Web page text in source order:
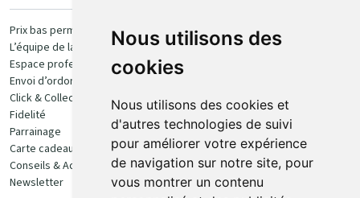
Nous utilisons des
cookies
Nous utilisons des cookies et
d'autres technologies de suivi
pour améliorer votre expérience
de navigation sur notre site, pour
vous montrer un contenu
Prix bas permanent
L’équipe de la pharmacie
Espace professionnel
Envoi d’ordonnance
Click & Collect
Fidelité
Parrainage
Carte cadeau
Conseils & Actualités
Newsletter
100% sécurisé
Retrait et livraison